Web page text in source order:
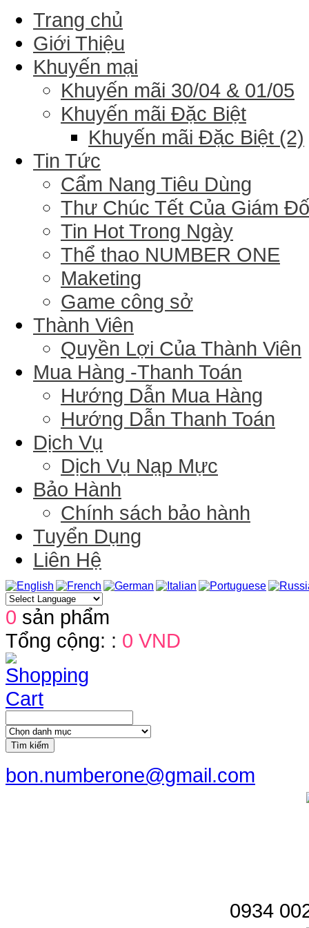
Trang chủ
Giới Thiệu
Khuyến mại
Khuyến mãi 30/04 & 01/05
Khuyến mãi Đặc Biệt
Khuyến mãi Đặc Biệt (2)
Tin Tức
Cẩm Nang Tiêu Dùng
Thư Chúc Tết Của Giám
Tin Hot Trong Ngày
Thể thao NUMBER ONE
Maketing
Game công sở
Thành Viên
Quyền Lợi Của Thành Viên
Mua Hàng -Thanh Toán
Hướng Dẫn Mua Hàng
Hướng Dẫn Thanh Toán
Dịch Vụ
Dịch Vụ Nạp Mực
Bảo Hành
Chính sách bảo hành
Tuyển Dụng
Liên Hệ
0 sản phẩm
Tổng cộng: : 0 VND
Tìm kiếm
bon.numberone@gmail.com
0934